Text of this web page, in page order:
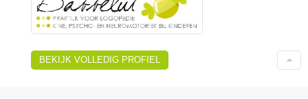
BEKIJK VOLLEDIG PROFIEL